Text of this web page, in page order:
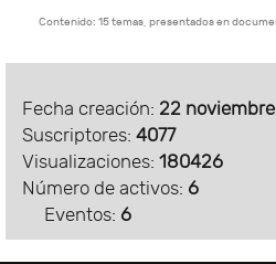
Contenido: 15 temas, presentados en
Fecha creación: 22
Suscriptores: 4077
Visualizaciones: 180426
Número de activos: 6
Eventos: 6